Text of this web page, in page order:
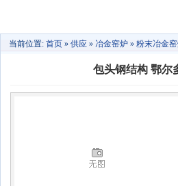
当前位置: 首页 » 供应 » 冶金窑炉 » 粉末冶金
包头钢结构 鄂尔